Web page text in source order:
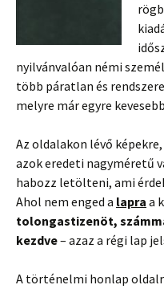
nyilvánvalóan némi
több páratlan és
melyre már egyre
Az oldalakon lévő
azok eredeti nagyméretű
habozz letölteni, ami
Ahol nem enged a lapra a
tolongastizenöt,
kezdve– azaz a régi lap
A történelmi honlap